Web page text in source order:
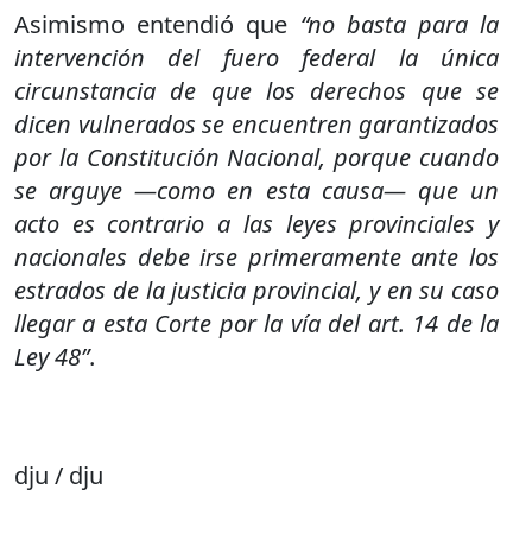
Asimismo entendió que “no basta para la
intervención del fuero federal la única
circunstancia de que los derechos que se
dicen vulnerados se encuentren garantizados
por la Constitución Nacional, porque cuando
se arguye —como en esta causa— que un
acto es contrario a las leyes provinciales y
nacionales debe irse primeramente ante los
estrados de la justicia provincial, y en su caso
llegar a esta Corte por la vía del art. 14 de la
Ley 48”.
dju / dju